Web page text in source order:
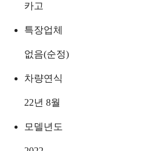
카고
특장업체
없음(순정)
차량연식
22년 8월
모델년도